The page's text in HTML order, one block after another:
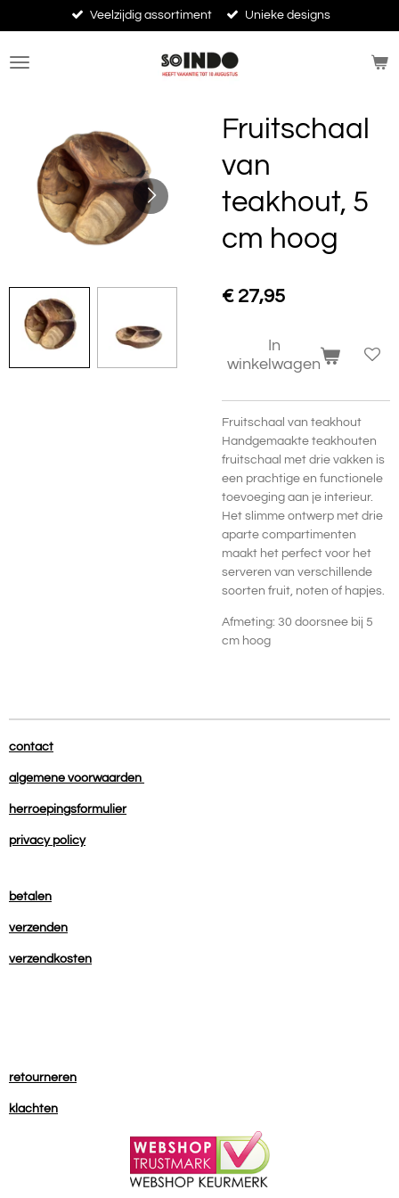
direct
naar
de
Veelzijdig assortiment Unieke designs
Fruitschaal
van
teakhout, 5
cm hoog
€ 27,95
In
winkelwagen
Fruitschaal van teakhout
Handgemaakte teakhouten
fruitschaal met drie vakken is
een prachtige en functionele
toevoeging aan je interieur.
Het slimme ontwerp met drie
aparte compartimenten
maakt het perfect voor het
serveren van verschillende
soorten fruit, noten of hapjes.
Afmeting: 30 doorsnee bij 5
cm hoog
contact
algemene voorwaarden
herroepingsformulier
privacy policy
betalen
verzenden
verzendkosten
retourneren
klachten